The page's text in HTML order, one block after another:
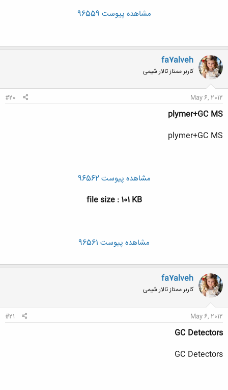
مشاهده پیوست 96559
fa7alveh
کاربر ممتاز تالار شیمی
May 6, 2012
#20
plymer+GC MS
plymer+GC MS
مشاهده پیوست 96562
file size : 101 KB
مشاهده پیوست 96561
fa7alveh
کاربر ممتاز تالار شیمی
May 6, 2012
#21
GC Detectors
GC Detectors